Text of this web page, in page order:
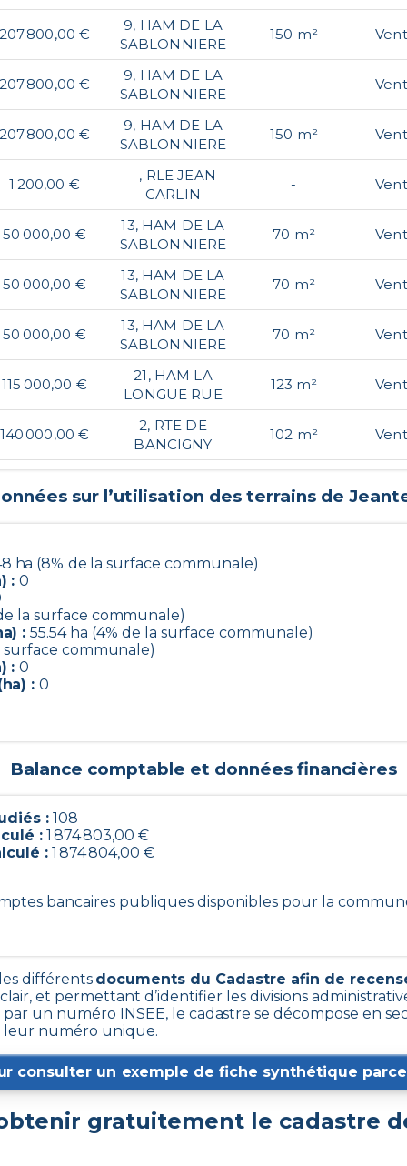
800,00 €
9, HAM DE LA
SABLONNIERE
150 m²
800,00 €
9, HAM DE LA
SABLONNIERE
-
800,00 €
9, HAM DE LA
SABLONNIERE
150 m²
1 200,00 €
- , RLE JEAN
CARLIN
-
50 000,00 €
13, HAM DE LA
SABLONNIERE
70 m²
50 000,00 €
13, HAM DE LA
SABLONNIERE
70 m²
50 000,00 €
13, HAM DE LA
SABLONNIERE
70 m²
115 000,00 €
21, HAM LA
LONGUE RUE
123 m²
140 000,00 €
2, RTE DE
BANCIGNY
102 m²
sur l’utilisation des terrains de
ha (8% de la surface communale)
:0
la surface communale)
:55.54 ha (4% de la surface communale)
surface communale)
:0
:0
Balance comptable et données financières
:108
:1 874 803,00 €
:1 874 804,00 €
bancaires publiques disponibles pour la
différents documents du Cadastre afin de
et permettant d’identifier les divisions
un numéro INSEE, le cadastre se décompose en
leur numéro unique.
consulter un exemple de fiche synthétique
gratuitement le cadastre